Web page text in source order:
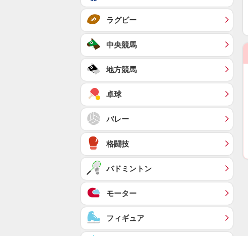
ラグビー
中央競馬
地方競馬
卓球
バレー
格闘技
バドミントン
モーター
フィギュア